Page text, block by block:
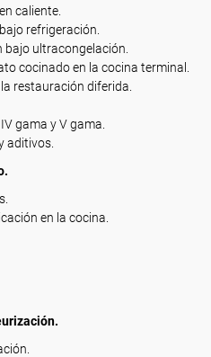
caliente.
refrigeración.
bajo ultracongelación.
cocinado en la cocina terminal.
restauración diferida.
gama y V gama.
aditivos.
en la cocina.